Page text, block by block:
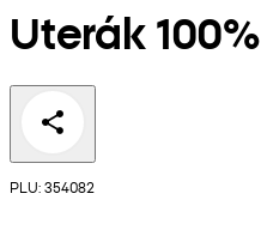
Uterák
PLU: 354082